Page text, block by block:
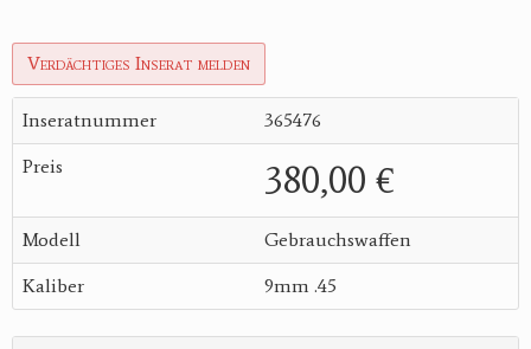
Verdächtiges Inserat melden
Inseratnummer 365476
Preis 380,00 €
Modell Gebrauchswaffen
Kaliber 9mm .45